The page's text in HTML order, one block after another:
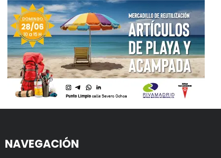
NAVEGACIÓN